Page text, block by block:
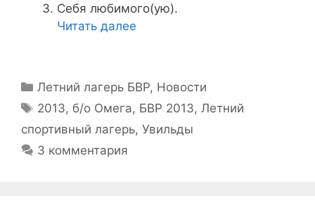
Себя любимого(ую).
Читать далее
Рубрики
Летний лагерь БВР, Новости
Метки
2013, б/о Омега, БВР 2013,Летний
спортивный лагерь, Увильды
3 комментария